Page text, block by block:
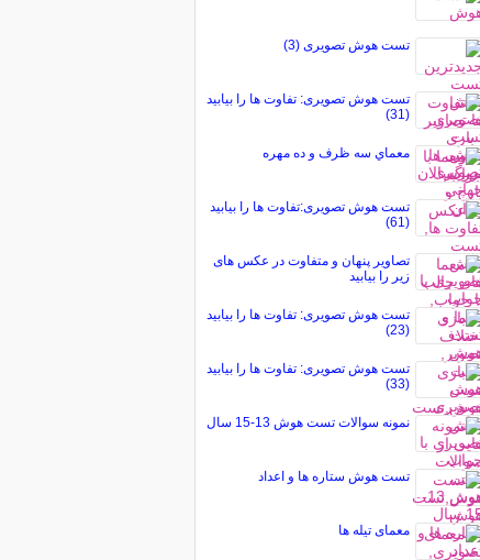
تست هوش تصویری (3)
تست هوش تصویری: تفاوت ها را بیابید
(31)
معماي سه ظرف و ده مهره
تست هوش تصویری:تفاوت ها را بیابید
(61)
تصاویر پنهان و متفاوت در عکس های
زیر را بیابید
تست هوش تصویری: تفاوت ها را بیابید
(23)
تست هوش تصویری: تفاوت ها را بیابید
(33)
نمونه سوالات تست هوش 13-15 سال
تست هوش ستاره ها و اعداد
معمای تیله ها